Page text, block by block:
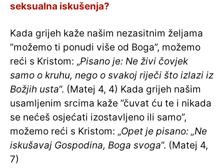
seksualna iskušenja?
Kada grijeh kaže našim nezasitnim željama
”možemo ti ponudi više od Boga”, možemo
reći s Kristom: „Pisano je: Ne živi čovjek
samo o kruhu, nego o svakoj riječi što izlazi iz
Božjih usta“. (Matej 4, 4) Kada grijeh našim
usamljenim srcima kaže ”čuvat ću te i nikada
se nećeš osjećati izostavljeno ili samo”,
možemo reći s Kristom: „Opet je pisano: „Ne
iskušavaj Gospodina, Boga svoga“. (Matej 4,
7)